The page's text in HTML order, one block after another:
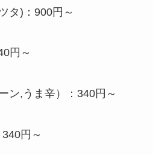
タ)：900円～
円～
ン,うま辛）：340円～
円～